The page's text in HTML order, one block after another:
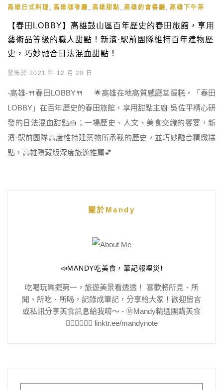
高雄日式料理 高雄咖啡廳 高雄甜點 高雄約會餐廳 高雄下午茶
【春田LOBBY】高雄鼓山區百年歷史的春田旅館，享用
藝術品等級的職人甜點！新濱·駅前團隊維持百年建物歷
史，巧妙融合日法混血甜點！
發佈於 2021 年 12 月 20 日
-高雄-🍴春田LOBBY🍴 🌟高雄在地高質感廳堂蛋糕，「春田
LOBBY」在百年歷史的春田旅館，享用甜點主廚·吳佐平精心研
發的日法混血甜點🍰；一場歷史、人文、美食交織的饗宴，新
濱·駅前團隊高度維持建築物所承載的歷史，並巧妙融合精緻糕
點，高雄隱藏版深度旅遊推薦💕
關於Mandy
📣MANDY吃美食，筆記報哩災❗️
吃喝玩樂擺第一，旅遊美景看透透！ 喜歡將所見、所
聞、所吃、所喝，記錄成筆記，分享給大家！歡迎留言
或私訊分享美食訊息給我唷～ - Ⓜ️Mandy精選團購美食
👇🏻👇🏻👇🏻 linktr.ee/mandynote